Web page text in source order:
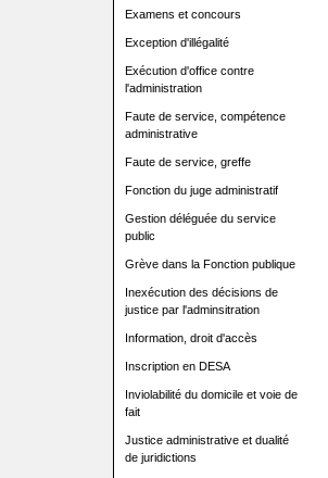
Examens et concours
Exception d'illégalité
Exécution d'office contre
l'administration
Faute de service, compétence
administrative
Faute de service, greffe
Fonction du juge administratif
Gestion déléguée du service
public
Grève dans la Fonction publique
Inexécution des décisions de
justice par l'adminsitration
Information, droit d'accès
Inscription en DESA
Inviolabilité du domicile et voie de
fait
Justice administrative et dualité
de juridictions